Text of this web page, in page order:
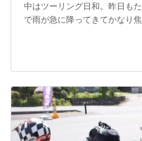
中はツーリング日和。昨日も
で雨が急に降ってきてかなり